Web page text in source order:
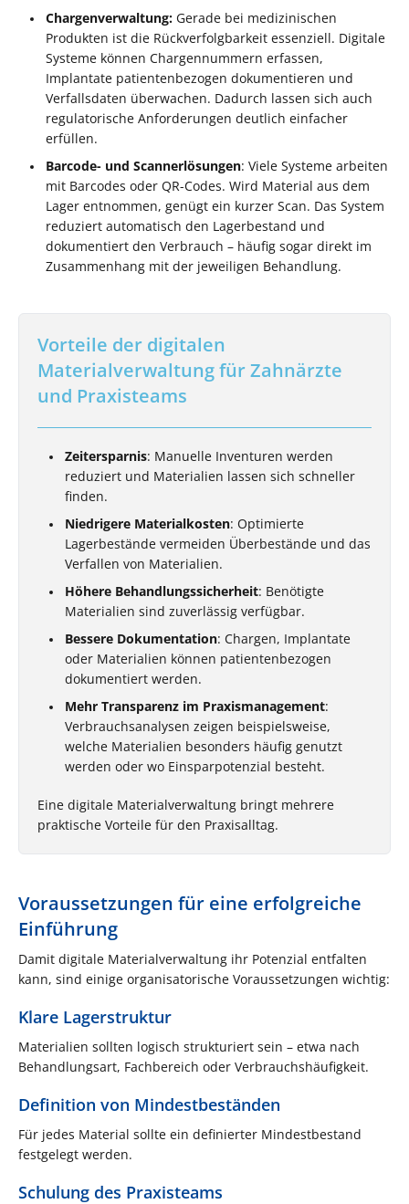
Chargenverwaltung: Gerade bei medizinischen
Produkten ist die Rückverfolgbarkeit essenziell. Digitale
Systeme können Chargennummern erfassen,
Implantate patientenbezogen dokumentieren und
Verfallsdaten überwachen. Dadurch lassen sich auch
regulatorische Anforderungen deutlich einfacher
erfüllen.
Barcode- und Scannerlösungen: Viele Systeme arbeiten
mit Barcodes oder QR-Codes. Wird Material aus dem
Lager entnommen, genügt ein kurzer Scan. Das System
reduziert automatisch den Lagerbestand und
dokumentiert den Verbrauch – häufig sogar direkt im
Zusammenhang mit der jeweiligen Behandlung.
Vorteile der digitalen
Materialverwaltung für Zahnärzte
und Praxisteams
Zeitersparnis: Manuelle Inventuren werden
reduziert und Materialien lassen sich schneller
finden.
Niedrigere Materialkosten: Optimierte
Lagerbestände vermeiden Überbestände und das
Verfallen von Materialien.
Höhere Behandlungssicherheit: Benötigte
Materialien sind zuverlässig verfügbar.
Bessere Dokumentation: Chargen, Implantate
oder Materialien können patientenbezogen
dokumentiert werden.
Mehr Transparenz im Praxismanagement:
Verbrauchsanalysen zeigen beispielsweise,
welche Materialien besonders häufig genutzt
werden oder wo Einsparpotenzial besteht.
Eine digitale Materialverwaltung bringt mehrere
praktische Vorteile für den Praxisalltag.
Voraussetzungen für eine erfolgreiche
Einführung
Damit digitale Materialverwaltung ihr Potenzial entfalten
kann, sind einige organisatorische Voraussetzungen wichtig:
Klare Lagerstruktur
Materialien sollten logisch strukturiert sein – etwa nach
Behandlungsart, Fachbereich oder Verbrauchshäufigkeit.
Definition von Mindestbeständen
Für jedes Material sollte ein definierter Mindestbestand
festgelegt werden.
Schulung des Praxisteams